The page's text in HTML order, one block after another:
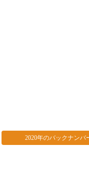
2020年のバックナンバ